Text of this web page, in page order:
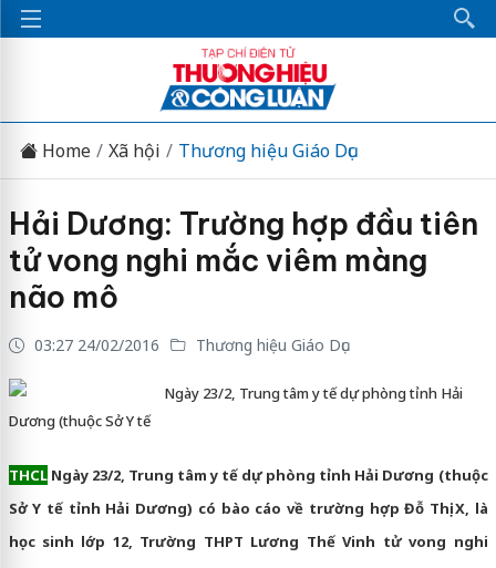
Home Xã hội Thương hiệu Giáo Dục
Hải Dương: Trường hợp đầu tiên
tử vong nghi mắc viêm màng
não mô
03:27 24/02/2016 Thương hiệu Giáo Dục
Ngày 23/2, Trung tâm y tế dự phòng tỉnh Hải
Dương (thuộc Sở Y tế
THCLNgày 23/2, Trung tâm y tế dự phòng tỉnh Hải Dương (thuộc
Sở Y tế tỉnh Hải Dương) có bào cáo về trường hợp Đỗ Thị X, là
học sinh lớp 12, Trường THPT Lương Thế Vinh tử vong nghi